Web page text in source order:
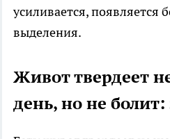
усиливается, появляется
выделения.
Живот твердеет
день, но не болит: